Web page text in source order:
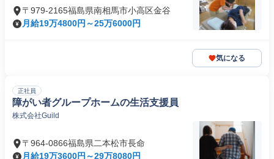
〒979-2165福島県南相馬市小高区金谷
月給19万4800円～25万6000円
気になる
正社員
障がい者グループホームの生活支援員
株式会社Guild
〒964-0866福島県二本松市長命
月給19万3600円～29万8080円